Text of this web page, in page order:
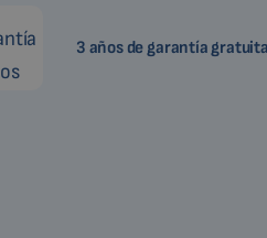
3 años de garantía gratuita